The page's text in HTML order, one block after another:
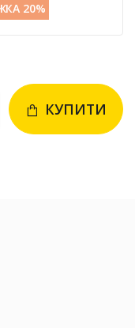
20%
КУПИТИ